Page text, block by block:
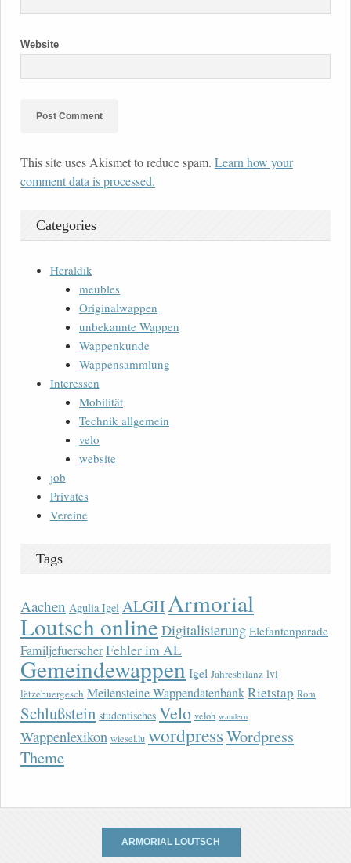
Website
This site uses Akismet to reduce spam. Learn how your
comment data is processed.
Categories
Heraldik
meubles
Originalwappen
unbekannte Wappen
Wappenkunde
Wappensammlung
Interessen
Mobilität
Technik allgemein
velo
website
job
Privates
Vereine
Tags
Aachen Agulia Igel ALGH Armorial
Loutsch onlineDigitalisierung Elefantenparade
FamiljefuerscherFehler im AL
Gemeindewappen Igel Jahresbilanz lvi
lëtzebuergesch Meilensteine WappendatenbankRietstap Rom
Schlußstein studentisches Velo veloh wandern
Wappenlexikon wiesel.lu wordpressWordpress
Theme
ARMORIAL LOUTSCH